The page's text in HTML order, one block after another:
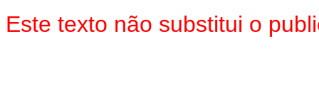
Este texto não substitui o